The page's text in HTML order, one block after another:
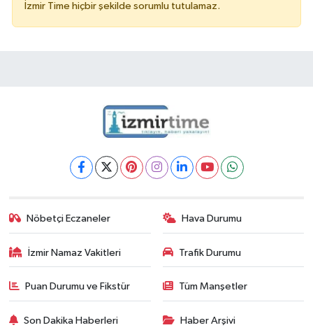
İzmir Time hiçbir şekilde sorumlu tutulamaz.
Nöbetçi Eczaneler Hava Durumu
İzmir Namaz Vakitleri Trafik Durumu
Puan Durumu ve Fikstür Tüm Manşetler
Son Dakika Haberleri Haber Arşivi